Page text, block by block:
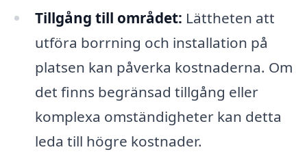
Tillgång till området: Lättheten att
utföra borrning och installation på
platsen kan påverka kostnaderna. Om
det finns begränsad tillgång eller
komplexa omständigheter kan detta
leda till högre kostnader.